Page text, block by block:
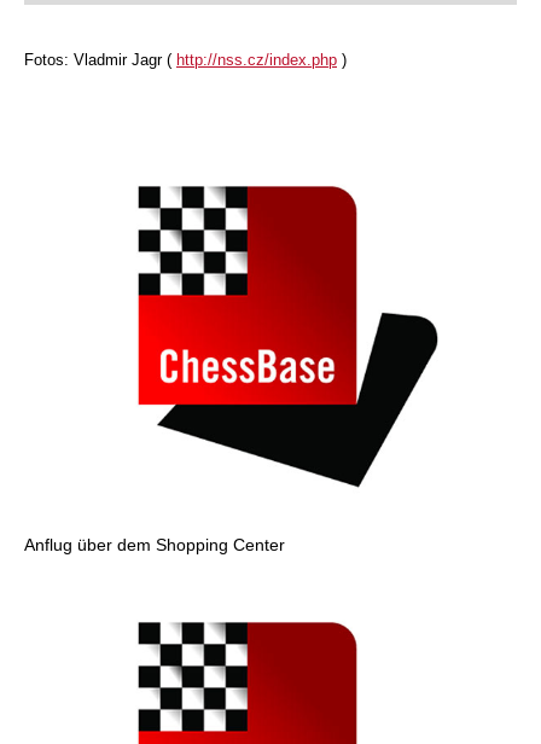
individueller als je zuvor.
Fotos: Vladmir Jagr ( http://nss.cz/index.php )
Anflug über dem Shopping Center